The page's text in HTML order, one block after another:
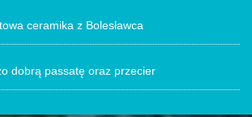
ceramika z Bolesławca
dobrą passatę oraz przecier